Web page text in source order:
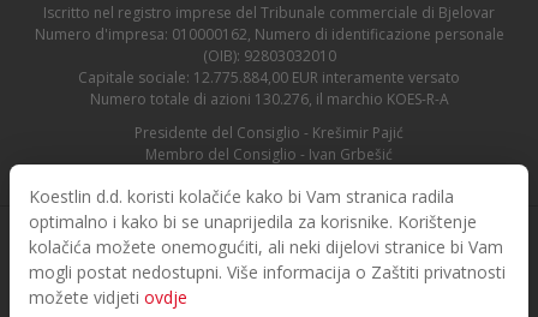
Koestlin d.d. koristi kolačiće kako bi Vam stranica radila
optimalno i kako bi se unaprijedila za korisnike. Korištenje
kolačića možete onemogućiti, ali neki dijelovi stranice bi Vam
mogli postat nedostupni. Više informacija o Zaštiti privatnosti
možete vidjeti ovdje
Iscritto nel registro imprese del Tribunale commerciale di Bjelovar
Numero d'impresa: 010000162, Numero di identificazione personale
(OIB): 92803032010
Capitale sociale: 12.775.884,00 EUR interamente versato
Numero totale di azioni 130.276, il marchio KOES-R-A
Presidente del Consiglio - Krešimir Pajić
Membro del Consiglio - Ivan Grbešić
© 2026. Koestlin. Tutti i diritti sono riservati.